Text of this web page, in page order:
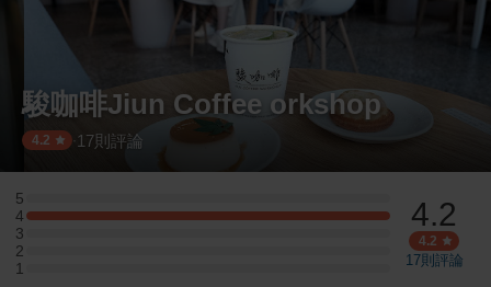
駿咖啡Jiun Coffee orkshop
4.2 17則評論
5
5 星：0 則評論
4
4 星：2 則評論
3
3 星：0 則評論
2
2 星：0 則評論
1
1 星：0 則評論
4.2
4.2
17則評論